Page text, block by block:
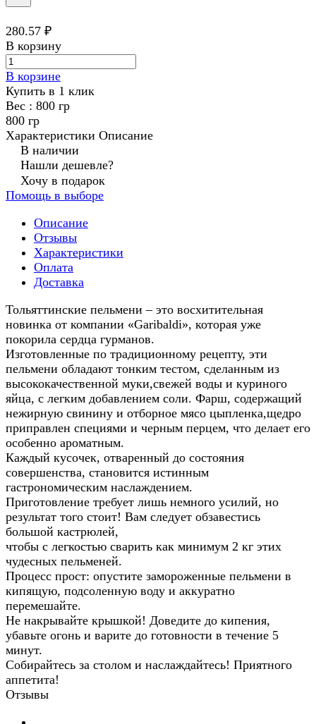
280.57 ₽
В корзину
В корзине
Купить в 1 клик
Вес : 800 гр
800 гр
Характеристики Описание
В наличии
Нашли дешевле?
Хочу в подарок
Помощь в выборе
Описание
Отзывы
Характеристики
Оплата
Доставка
Тольяттинские пельмени – это восхитительная
новинка от компании «Garibaldi», которая уже
покорила сердца гурманов.
Изготовленные по традиционному рецепту, эти
пельмени обладают тонким тестом, сделанным из
высококачественной муки,свежей воды и куриного
яйца, с легким добавлением соли. Фарш, содержащий
нежирную свинину и отборное мясо цыпленка,щедро
приправлен специями и черным перцем, что делает его
особенно ароматным.
Каждый кусочек, отваренный до состояния
совершенства, становится истинным
гастрономическим наслаждением.
Приготовление требует лишь немного усилий, но
результат того стоит! Вам следует обзавестись
большой кастрюлей,
чтобы с легкостью сварить как минимум 2 кг этих
чудесных пельменей.
Процесс прост: опустите замороженные пельмени в
кипящую, подсоленную воду и аккуратно
перемешайте.
Не накрывайте крышкой! Доведите до кипения,
убавьте огонь и варите до готовности в течение 5
минут.
Собирайтесь за столом и наслаждайтесь! Приятного
аппетита!
Отзывы